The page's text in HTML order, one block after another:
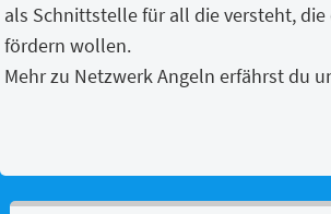
als Schnittstelle für all die versteht,
fördern wollen.
Mehr zu Netzwerk Angeln erfährst du